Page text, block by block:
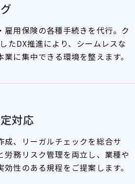
雇用保険の各種手続きを代行。ク
たDX推進により、シームレスな
に集中できる環境を整えます。
対応
成、リーガルチェックを総合サ
労務リスク管理を両立し、業種や
性のある規程をご提案します。